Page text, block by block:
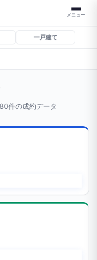
メニュー
一戸建て
件の成約データ